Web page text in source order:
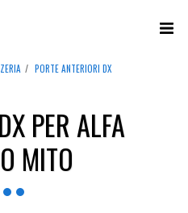
PORTE ANTERIORI DX
PER ALFA
MITO